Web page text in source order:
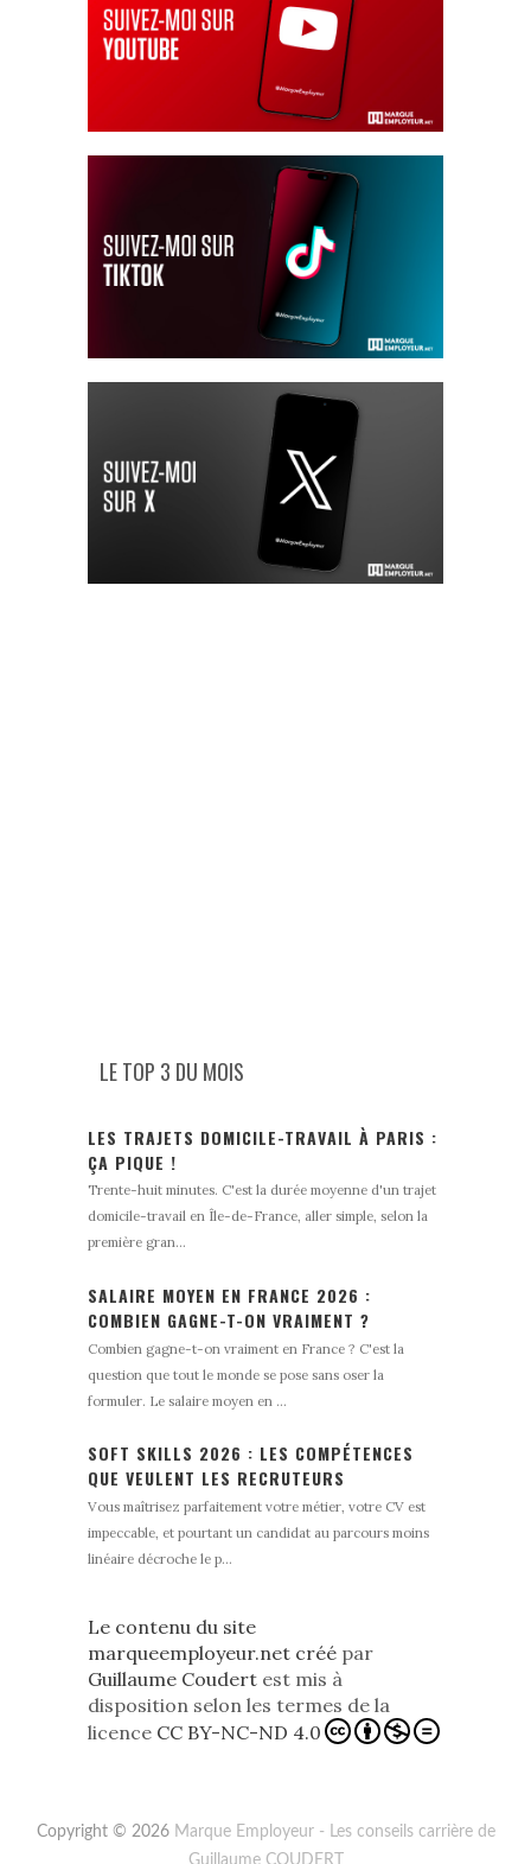
LE TOP 3 DU MOIS
LES TRAJETS DOMICILE-TRAVAIL À PARIS :
ÇA PIQUE !
Trente-huit minutes. C'est la durée moyenne d'un trajet
domicile-travail en Île-de-France, aller simple, selon la
première gran...
SALAIRE MOYEN EN FRANCE 2026 :
COMBIEN GAGNE-T-ON VRAIMENT ?
Combien gagne-t-on vraiment en France ? C'est la
question que tout le monde se pose sans oser la
formuler. Le salaire moyen en ...
SOFT SKILLS 2026 : LES COMPÉTENCES
QUE VEULENT LES RECRUTEURS
Vous maîtrisez parfaitement votre métier, votre CV est
impeccable, et pourtant un candidat au parcours moins
linéaire décroche le p...
Le contenu du site
marqueemployeur.net créé par
Guillaume Coudert est mis à
disposition selon les termes de la
licence CC BY-NC-ND 4.0
Copyright © 2026 Marque Employeur - Les conseils carrière de
Guillaume COUDERT